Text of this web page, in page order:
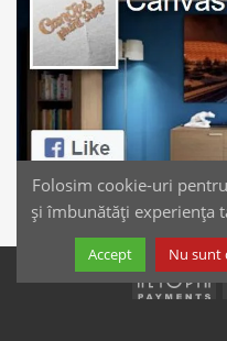
Folosim cookie-uri
și îmbunătăți experiența
Accept Nu sunt